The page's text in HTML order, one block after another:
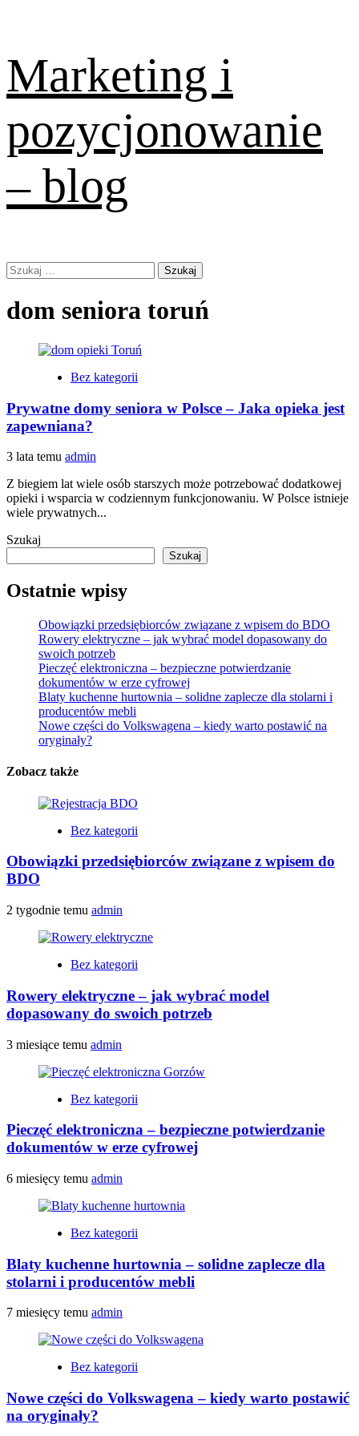
to
content
Marketing i
pozycjonowanie
– blog
Primary
Menu
Szukaj:
dom seniora toruń
Bez kategorii
Prywatne domy seniora w Polsce – Jaka opieka jest
zapewniana?
3 lata temu admin
Z biegiem lat wiele osób starszych może potrzebować dodatkowej
opieki i wsparcia w codziennym funkcjonowaniu. W Polsce istnieje
wiele prywatnych...
Szukaj
Szukaj
Ostatnie wpisy
Obowiązki przedsiębiorców związane z wpisem do BDO
Rowery elektryczne – jak wybrać model dopasowany do
swoich potrzeb
Pieczęć elektroniczna – bezpieczne potwierdzanie
dokumentów w erze cyfrowej
Blaty kuchenne hurtownia – solidne zaplecze dla stolarni i
producentów mebli
Nowe części do Volkswagena – kiedy warto postawić na
oryginały?
Zobacz także
Bez kategorii
Obowiązki przedsiębiorców związane z wpisem do
BDO
2 tygodnie temu admin
Bez kategorii
Rowery elektryczne – jak wybrać model
dopasowany do swoich potrzeb
3 miesiące temu admin
Bez kategorii
Pieczęć elektroniczna – bezpieczne potwierdzanie
dokumentów w erze cyfrowej
6 miesięcy temu admin
Bez kategorii
Blaty kuchenne hurtownia – solidne zaplecze dla
stolarni i producentów mebli
7 miesięcy temu admin
Bez kategorii
Nowe części do Volkswagena – kiedy warto postawić
na oryginały?